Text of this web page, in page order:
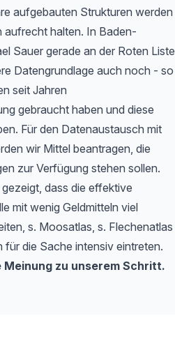
aufgebauten Strukturen werden
aufrecht halten. In Baden-
Sauer gerade an der Roten Liste
Datengrundlage auch noch - so
seit Jahren
gebraucht haben und diese
Für den Datenaustausch mit
wir Mittel beantragen, die
zur Verfügung stehen sollen.
dass die effektive
mit wenig Geldmitteln viel
s. Moosatlas, s. Flechenatlas
die Sache intensiv eintreten.
Meinung zu unserem Schritt.